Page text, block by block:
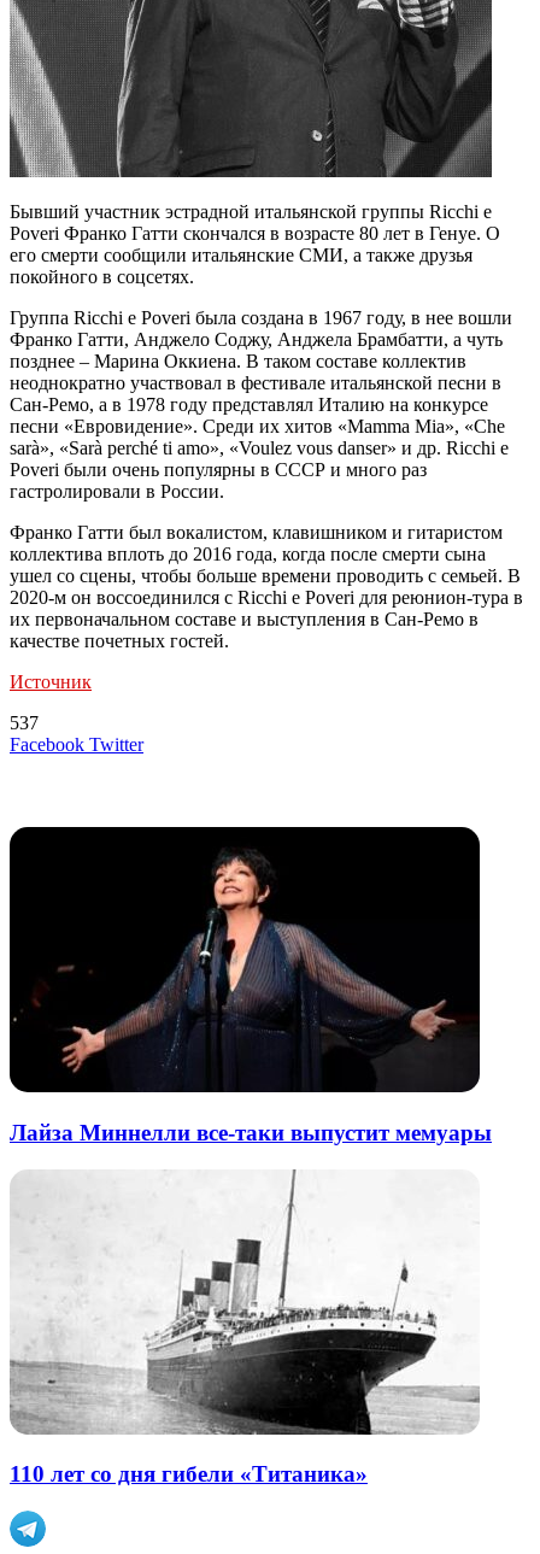
Бывший участник эстрадной итальянской группы Ricchi e
Poveri Франко Гатти скончался в возрасте 80 лет в Генуе. О
его смерти сообщили итальянские СМИ, а также друзья
покойного в соцсетях.
Группа Ricchi e Poveri была создана в 1967 году, в нее вошли
Франко Гатти, Анджело Соджу, Анджела Брамбатти, а чуть
позднее – Марина Оккиена. В таком составе коллектив
неоднократно участвовал в фестивале итальянской песни в
Сан-Ремо, а в 1978 году представлял Италию на конкурсе
песни «Евровидение». Среди их хитов «Mamma Mia», «Che
sarà», «Sarà perché ti amo», «Voulez vous danser» и др. Ricchi e
Poveri были очень популярны в СССР и много раз
гастролировали в России.
Франко Гатти был вокалистом, клавишником и гитаристом
коллектива вплоть до 2016 года, когда после смерти сына
ушел со сцены, чтобы больше времени проводить с семьей. В
2020-м он воссоединился с Ricchi e Poveri для реюнион-тура в
их первоначальном составе и выступления в Сан-Ремо в
качестве почетных гостей.
Источник
537
Facebook TwitterLinkedIn
Tumblr
Reddit
Вконтакте
Одноклассники
Skype
Messenger
Messenger
WhatsApp
Telegram
Viber
Line
Поделиться
Печатать
Лайза Миннелли все-таки выпустит мемуары
110 лет со дня гибели «Титаника»